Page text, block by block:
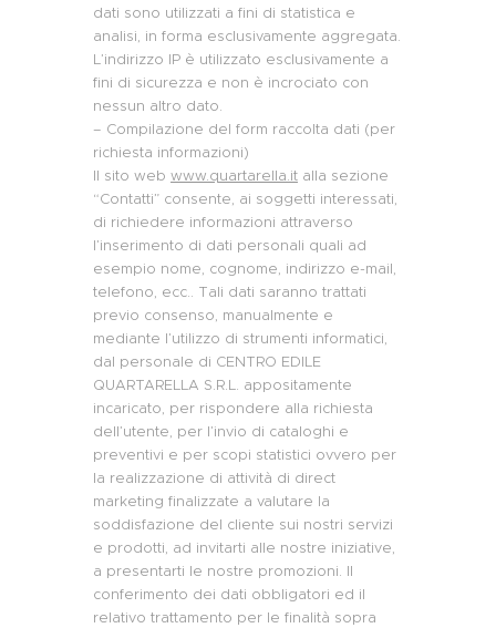
dati sono utilizzati a fini di statistica e
analisi, in forma esclusivamente aggregata.
L’indirizzo IP è utilizzato esclusivamente a
fini di sicurezza e non è incrociato con
nessun altro dato.
– Compilazione del form raccolta dati (per
richiesta informazioni)
Il sito web www.quartarella.it alla sezione
“Contatti” consente, ai soggetti interessati,
di richiedere informazioni attraverso
l’inserimento di dati personali quali ad
esempio nome, cognome, indirizzo e-mail,
telefono, ecc.. Tali dati saranno trattati
previo consenso, manualmente e
mediante l’utilizzo di strumenti informatici,
dal personale di CENTRO EDILE
QUARTARELLA S.R.L. appositamente
incaricato, per rispondere alla richiesta
dell’utente, per l’invio di cataloghi e
preventivi e per scopi statistici ovvero per
la realizzazione di attività di direct
marketing finalizzate a valutare la
soddisfazione del cliente sui nostri servizi
e prodotti, ad invitarti alle nostre iniziative,
a presentarti le nostre promozioni. Il
conferimento dei dati obbligatori ed il
relativo trattamento per le finalità sopra